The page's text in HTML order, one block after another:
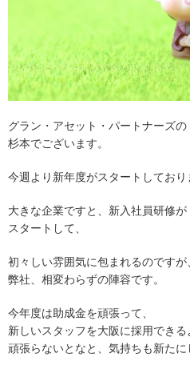
グラン・アセット・パートナーズの
杉本でございます。
今週より新年度がスタートしており
大きな企業ですと、新入社員研修が
スタートして、
初々しい雰囲気に包まれるのですが
弊社、相変わらずの陣容です。
今年度は助成金を頑張って、
新しいスタッフを大阪に採用できる
頑張らないとなと、気持ちも新たに